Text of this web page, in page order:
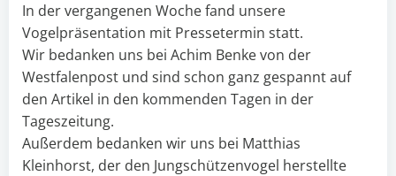
In der vergangenen Woche fand unsere
Vogelpräsentation mit Pressetermin statt.
Wir bedanken uns bei Achim Benke von der
Westfalenpost und sind schon ganz gespannt auf
den Artikel in den kommenden Tagen in der
Tageszeitung.
Außerdem bedanken wir uns bei Matthias
Kleinhorst, der den Jungschützenvogel herstellte